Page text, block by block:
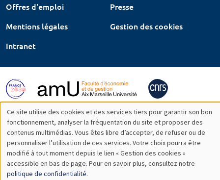
Offres d'emploi
Presse
Mentions légales
Gestion des cookies
Intranet
Utilisation
des
données
personnelles
Ce site utilise des cookies et des services tiers pour garantir son bon
fonctionnement, analyser la fréquentation du site et proposer des
contenus multimédias. Vous êtes libre d’accepter, de refuser ou de
personnaliser l’utilisation de ces services. Votre choix pourra être
modifié à tout moment depuis le lien « Gestion des cookies »
accessible en bas de page. Pour en savoir plus, consultez notre
politique de confidentialité.